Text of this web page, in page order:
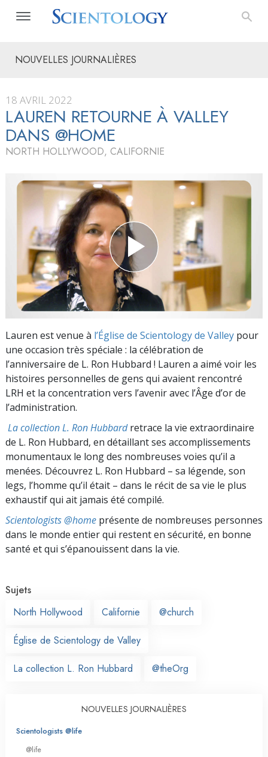
NOUVELLES JOURNALIÈRES
18 AVRIL 2022
LAUREN RETOURNE À VALLEY
DANS @HOME
NORTH HOLLYWOOD, CALIFORNIE
Lauren est venue à l’Église de Scientology de Valley pour
une occasion très spéciale : la célébration de
l’anniversaire de L. Ron Hubbard ! Lauren a aimé voir les
histoires personnelles de gens qui avaient rencontré
LRH et la concentration vers l’avenir avec l’Âge d’or de
l’administration.
La collection L. Ron Hubbardretrace la vie extraordinaire
de L. Ron Hubbard, en détaillant ses accomplissements
monumentaux le long des nombreuses voies qu’il a
menées. Découvrez L. Ron Hubbard – sa légende, son
legs, l’homme qu’il était – dans le récit de sa vie le plus
exhaustif qui ait jamais été compilé.
Scientologists @home présente de nombreuses personnes
dans le monde entier qui restent en sécurité, en bonne
santé et qui s’épanouissent dans la vie.
Sujets
North Hollywood
Californie @church
Église de Scientology de Valley
La collection L. Ron Hubbard @theOrg
NOUVELLES JOURNALIÈRES
Scientologists @life
@life